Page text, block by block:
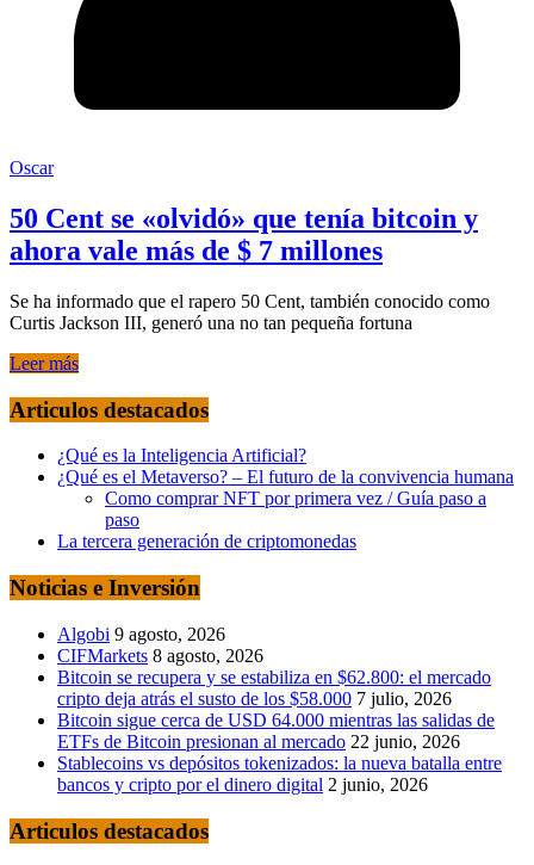
Oscar
50 Cent se «olvidó» que tenía bitcoin y
ahora vale más de $ 7 millones
Se ha informado que el rapero 50 Cent, también conocido como
Curtis Jackson III, generó una no tan pequeña fortuna
Leer más
Articulos destacados
¿Qué es la Inteligencia Artificial?
¿Qué es el Metaverso? – El futuro de la convivencia humana
Como comprar NFT por primera vez / Guía paso a
paso
La tercera generación de criptomonedas
Noticias e Inversión
Algobi 9 agosto, 2026
CIFMarkets 8 agosto, 2026
Bitcoin se recupera y se estabiliza en $62.800: el mercado
cripto deja atrás el susto de los $58.000 7 julio, 2026
Bitcoin sigue cerca de USD 64.000 mientras las salidas de
ETFs de Bitcoin presionan al mercado 22 junio, 2026
Stablecoins vs depósitos tokenizados: la nueva batalla entre
bancos y cripto por el dinero digital 2 junio, 2026
Articulos destacados